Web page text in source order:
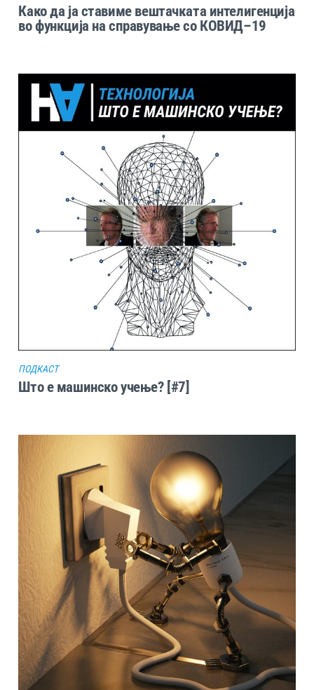
Како да ја ставиме вештачката интелигенција
во функција на справување со КОВИД–19
ПОДКАСТ
Што е машинско учење? [#7]